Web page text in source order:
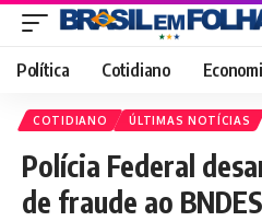
Política Cotidiano
COTIDIANO ÚLTIMAS NOTÍCIAS
Polícia Federal
de fraude ao